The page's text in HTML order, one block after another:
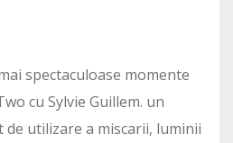
spectaculoase momente
cu Sylvie Guillem. un
utilizare a miscarii, luminii